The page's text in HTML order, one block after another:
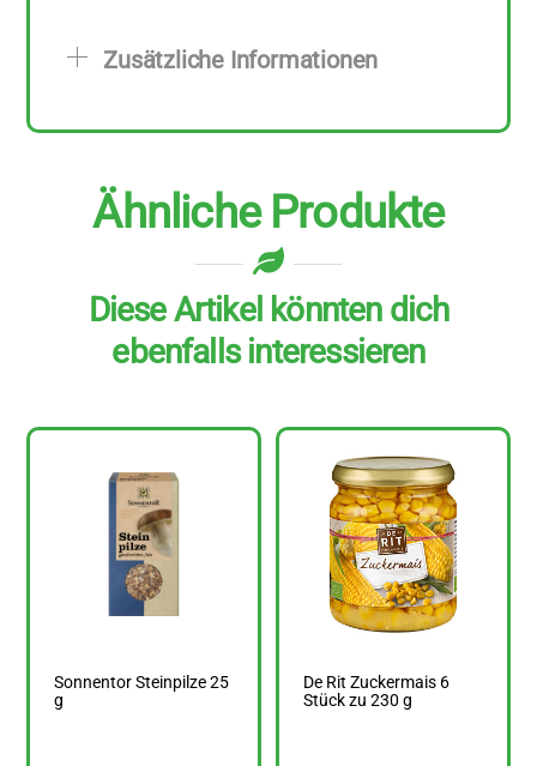
MengeZusätzliche Informationen
Ähnliche Produkte
Diese Artikel könnten dich
ebenfalls interessieren
Sonnentor Steinpilze 25
g
De Rit Zuckermais 6
Stück zu 230 g